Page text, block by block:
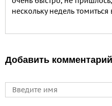
нескольку недель
Добавить комментарий
Имя